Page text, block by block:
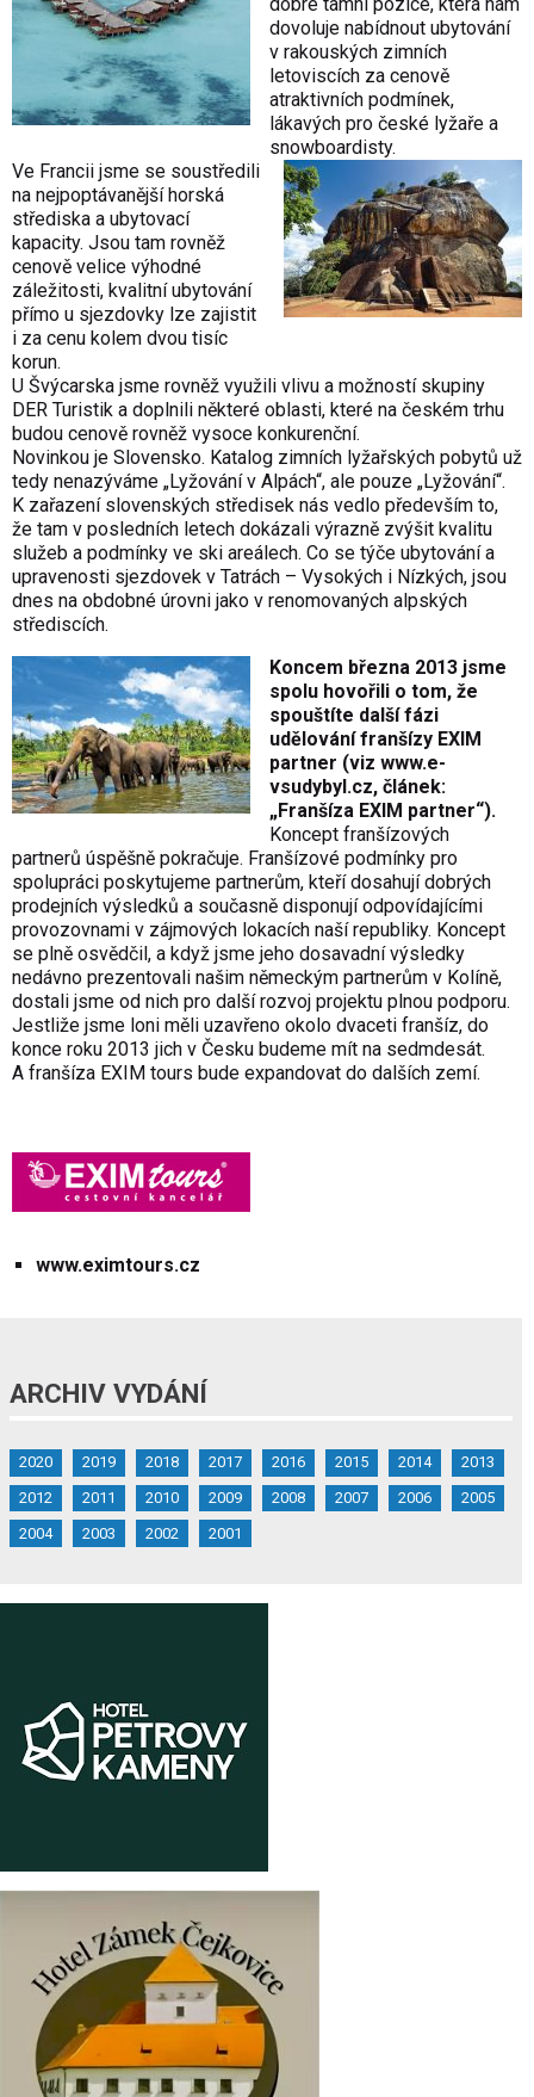
dovoluje nabídnout ubytování
v rakouských zimních
letoviscích za cenově
atraktivních podmínek,
lákavých pro české lyžaře a
snowboardisty.
Ve Francii jsme se soustředili
na nejpoptávanější horská
střediska a ubytovací
kapacity. Jsou tam rovněž
cenově velice výhodné
záležitosti, kvalitní ubytování
přímo u sjezdovky lze zajistit
i za cenu kolem dvou tisíc
korun.
U Švýcarska jsme rovněž využili vlivu a možností skupiny
DER Turistik a doplnili některé oblasti, které na českém trhu
budou cenově rovněž vysoce konkurenční.
Novinkou je Slovensko. Katalog zimních lyžařských pobytů už
tedy nenazýváme „Lyžování v Alpách“, ale pouze „Lyžování“.
K zařazení slovenských středisek nás vedlo především to,
že tam v posledních letech dokázali výrazně zvýšit kvalitu
služeb a podmínky ve ski areálech. Co se týče ubytování a
upravenosti sjezdovek v Tatrách – Vysokých i Nízkých, jsou
dnes na obdobné úrovni jako v renomovaných alpských
střediscích.
Koncem března 2013 jsme
spolu hovořili o tom, že
spouštíte další fázi
udělování franšízy EXIM
partner (viz www.e-
vsudybyl.cz, článek:
„Franšíza EXIM partner“).
Koncept franšízových
partnerů úspěšně pokračuje. Franšízové podmínky pro
spolupráci poskytujeme partnerům, kteří dosahují dobrých
prodejních výsledků a současně disponují odpovídajícími
provozovnami v zájmových lokacích naší republiky. Koncept
se plně osvědčil, a když jsme jeho dosavadní výsledky
nedávno prezentovali našim německým partnerům v Kolíně,
dostali jsme od nich pro další rozvoj projektu plnou podporu.
Jestliže jsme loni měli uzavřeno okolo dvaceti franšíz, do
konce roku 2013 jich v Česku budeme mít na sedmdesát.
A franšíza EXIM tours bude expandovat do dalších zemí.
www.eximtours.cz
ARCHIV VYDÁNÍ
2020 2019 2018 2017 2016 2015 2014
2013
2012
2011 2010 2009 2008 2007 2006
2005
2004
2003 2002 2001